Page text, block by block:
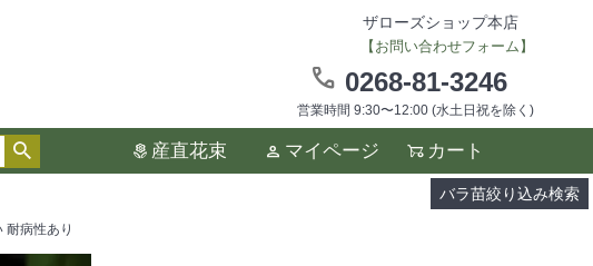
ザローズショップ本店
【お問い合わせフォーム】
0268-81-3246
営業時間 9:30〜12:00 (水土日祝を除く)
産直花束 マイページ カート
バラ苗絞り込み検索
に表示されます。
てください。
耐病性あり